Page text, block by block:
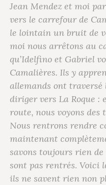
Jean Mendez et moi
vers le carrefour de
le lointain un bruit de
moi nous arrêtons au
qu’Idelfino et Gabriel
Camalières. Ils y
allemands ont traversé
diriger vers La Roque
route, nous voyons des
Nous rentrons rendre
maintenant
savons toujours rien
sont pas rentrés. Voici
ils ne savent rien non